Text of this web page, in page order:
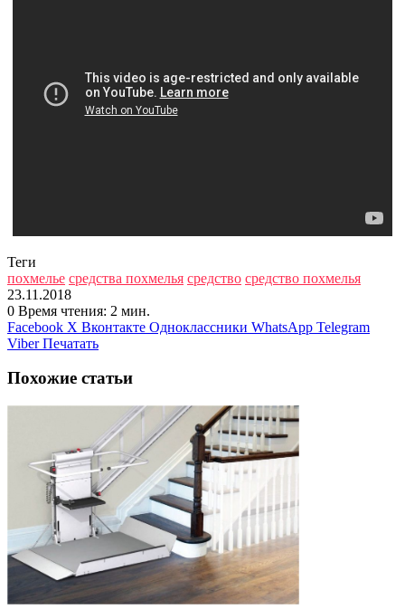
Теги
похмелье средства похмелья средство средство похмелья
23.11.2018
0 Время чтения: 2 мин.
Facebook X Вконтакте Одноклассники WhatsApp Telegram
Viber Печатать
Похожие статьи